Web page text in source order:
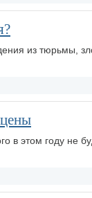
из тюрьмы,
в этом году не